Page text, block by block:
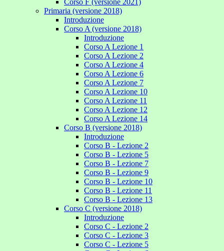
Corso F (versione 2021)
Primaria (versione 2018)
Introduzione
Corso A (versione 2018)
Introduzione
Corso A Lezione 1
Corso A Lezione 2
Corso A Lezione 4
Corso A Lezione 6
Corso A Lezione 7
Corso A Lezione 10
Corso A Lezione 11
Corso A Lezione 12
Corso A Lezione 14
Corso B (versione 2018)
Introduzione
Corso B - Lezione 2
Corso B - Lezione 5
Corso B - Lezione 7
Corso B - Lezione 9
Corso B - Lezione 10
Corso B - Lezione 11
Corso B - Lezione 13
Corso C (versione 2018)
Introduzione
Corso C - Lezione 2
Corso C - Lezione 3
Corso C - Lezione 5